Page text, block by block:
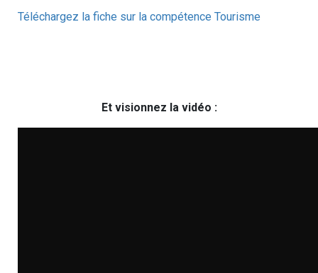
Téléchargez la fiche sur la compétence Tourisme
Et visionnez la vidéo :